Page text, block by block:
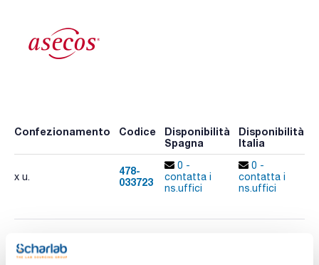
Confezionamento Codice
Disponibilità
Spagna
Disponibilità
Italia
x u.
478-
033723
0 -
contatta i
ns.uffici
0 -
contatta i
ns.uffici
Stampa pagina prodotto